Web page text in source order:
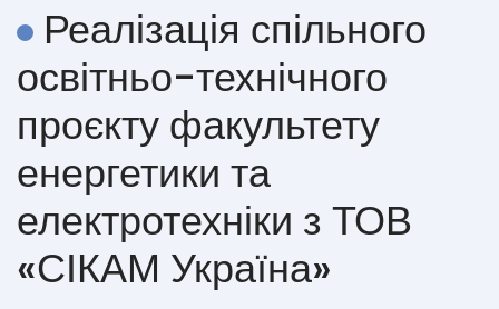
Реалізація спільного
освітньо-технічного
проєкту факультету
енергетики та
електротехніки з ТОВ
«СІКАМ Україна»